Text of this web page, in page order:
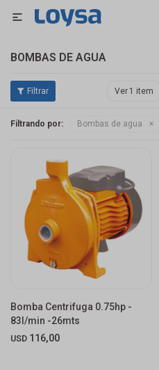

BOMBAS DE AGUA
Ver
Filtrando por: Bombas de agua
Bomba Centrifuga 0.75hp -
83l/min -26mts
USD 116,00